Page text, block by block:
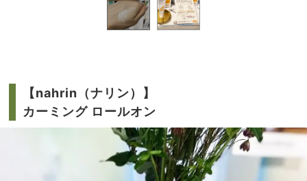
【nahrin（ナリン）】
カーミング ロールオン